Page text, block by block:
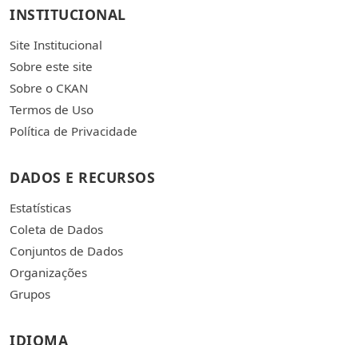
INSTITUCIONAL
Site Institucional
Sobre este site
Sobre o CKAN
Termos de Uso
Política de Privacidade
DADOS E RECURSOS
Estatísticas
Coleta de Dados
Conjuntos de Dados
Organizações
Grupos
IDIOMA